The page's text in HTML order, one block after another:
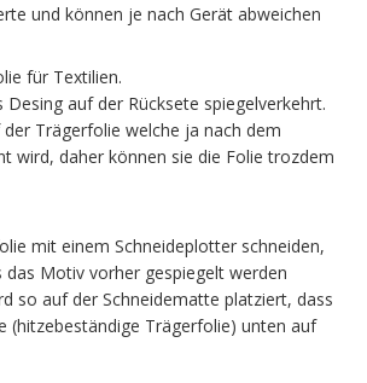
und können je nach Gerät abweichen
für Textilien.
Desing auf der Rücksete spiegelverkehrt.
Trägerfolie welche ja nach dem
wird, daher können sie die Folie trozdem
mit einem Schneideplotter schneiden,
das Motiv vorher gespiegelt werden
so auf der Schneidematte platziert, dass
(hitzebeständige Trägerfolie) unten auf